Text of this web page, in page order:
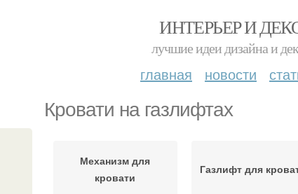
ИНТЕРЬЕР И
лучшие идеи дизайна и
главная новости
Кровати на газлифтах
Механизм для
кровати
Газлифт для